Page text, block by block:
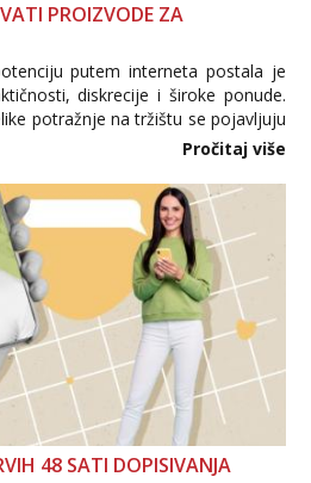
PROIZVODE ZA
putem interneta postala je
diskrecije i široke ponude.
potražnje na tržištu se pojavljuju
nepouzdane internetske
Pročitaj više
48 SATI DOPISIVANJA